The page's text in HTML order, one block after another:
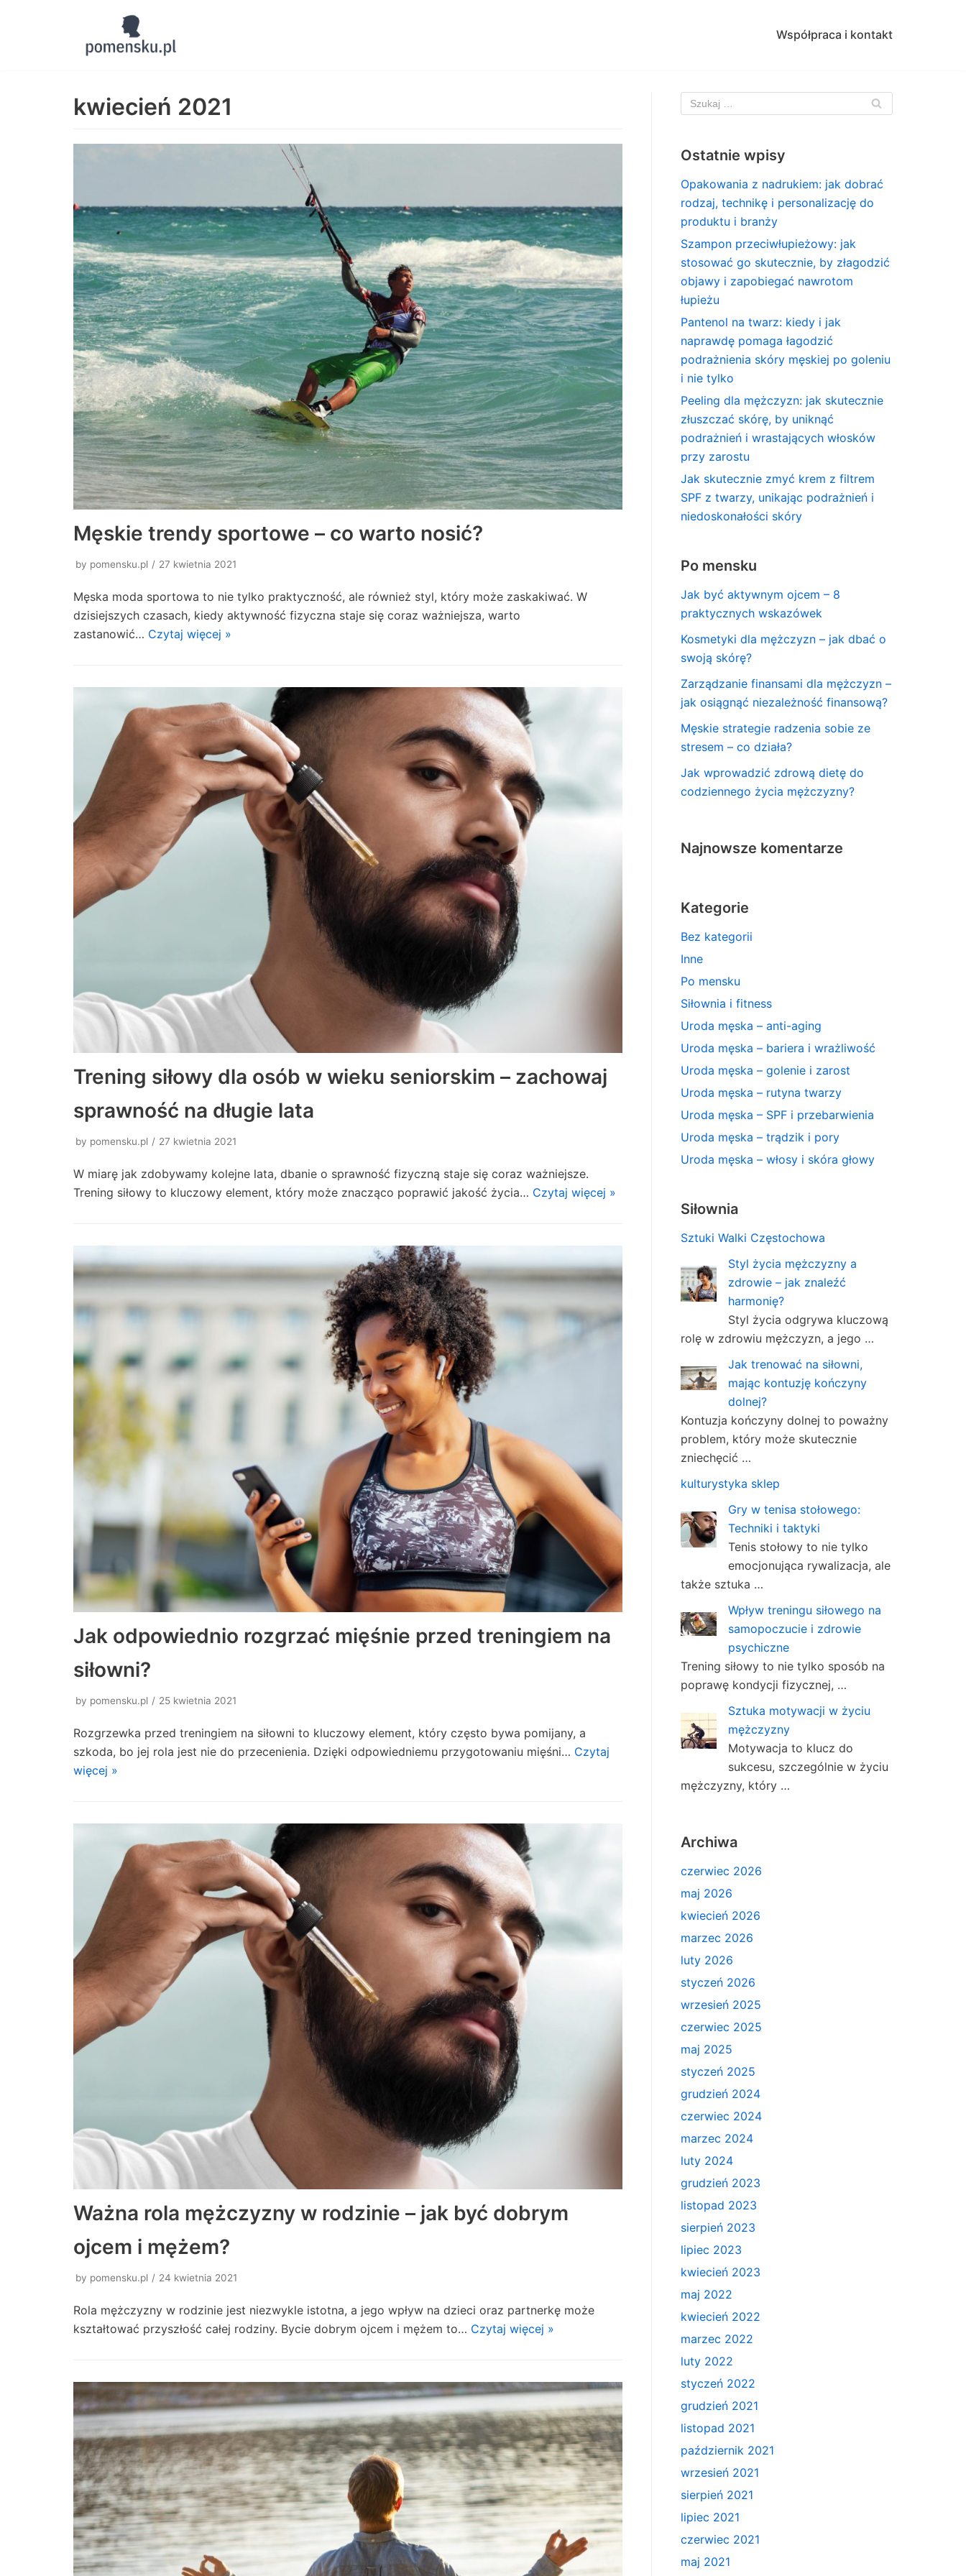
Współpraca i kontakt
kwiecień 2021
Męskie trendy sportowe – co warto nosić?
by pomensku.pl 27 kwietnia 2021
Męska moda sportowa to nie tylko praktyczność, ale również styl, który może zaskakiwać. W
dzisiejszych czasach, kiedy aktywność fizyczna staje się coraz ważniejsza, warto
zastanowić… Czytaj więcej »
Trening siłowy dla osób w wieku seniorskim – zachowaj
sprawność na długie lata
by pomensku.pl 27 kwietnia 2021
W miarę jak zdobywamy kolejne lata, dbanie o sprawność fizyczną staje się coraz ważniejsze.
Trening siłowy to kluczowy element, który może znacząco poprawić jakość życia… Czytaj więcej »
Jak odpowiednio rozgrzać mięśnie przed treningiem na
siłowni?
by pomensku.pl 25 kwietnia 2021
Rozgrzewka przed treningiem na siłowni to kluczowy element, który często bywa pomijany, a
szkoda, bo jej rola jest nie do przecenienia. Dzięki odpowiedniemu przygotowaniu mięśni… Czytaj
więcej »
Ważna rola mężczyzny w rodzinie – jak być dobrym
ojcem i mężem?
by pomensku.pl 24 kwietnia 2021
Rola mężczyzny w rodzinie jest niezwykle istotna, a jego wpływ na dzieci oraz partnerkę może
kształtować przyszłość całej rodziny. Bycie dobrym ojcem i mężem to… Czytaj więcej »
Ostatnie wpisy
Opakowania z nadrukiem: jak dobrać
rodzaj, technikę i personalizację do
produktu i branży
Szampon przeciwłupieżowy: jak
stosować go skutecznie, by złagodzić
objawy i zapobiegać nawrotom
łupieżu
Pantenol na twarz: kiedy i jak
naprawdę pomaga łagodzić
podrażnienia skóry męskiej po goleniu
i nie tylko
Peeling dla mężczyzn: jak skutecznie
złuszczać skórę, by uniknąć
podrażnień i wrastających włosków
przy zarostu
Jak skutecznie zmyć krem z filtrem
SPF z twarzy, unikając podrażnień i
niedoskonałości skóry
Po mensku
Jak być aktywnym ojcem – 8
praktycznych wskazówek
Kosmetyki dla mężczyzn – jak dbać o
swoją skórę?
Zarządzanie finansami dla mężczyzn –
jak osiągnąć niezależność finansową?
Męskie strategie radzenia sobie ze
stresem – co działa?
Jak wprowadzić zdrową dietę do
codziennego życia mężczyzny?
Najnowsze komentarze
Kategorie
Bez kategorii
Inne
Po mensku
Siłownia i fitness
Uroda męska – anti-aging
Uroda męska – bariera i wrażliwość
Uroda męska – golenie i zarost
Uroda męska – rutyna twarzy
Uroda męska – SPF i przebarwienia
Uroda męska – trądzik i pory
Uroda męska – włosy i skóra głowy
Siłownia
Sztuki Walki Częstochowa
Styl życia mężczyzny a
zdrowie – jak znaleźć
harmonię?
Styl życia odgrywa kluczową
rolę w zdrowiu mężczyzn, a jego …
Jak trenować na siłowni,
mając kontuzję kończyny
dolnej?
Kontuzja kończyny dolnej to poważny
problem, który może skutecznie
zniechęcić …
kulturystyka sklep
Gry w tenisa stołowego:
Techniki i taktyki
Tenis stołowy to nie tylko
emocjonująca rywalizacja, ale
także sztuka …
Wpływ treningu siłowego na
samopoczucie i zdrowie
psychiczne
Trening siłowy to nie tylko sposób na
poprawę kondycji fizycznej, …
Sztuka motywacji w życiu
mężczyzny
Motywacja to klucz do
sukcesu, szczególnie w życiu
mężczyzny, który …
Archiwa
czerwiec 2026
maj 2026
kwiecień 2026
marzec 2026
luty 2026
styczeń 2026
wrzesień 2025
czerwiec 2025
maj 2025
styczeń 2025
grudzień 2024
czerwiec 2024
marzec 2024
luty 2024
grudzień 2023
listopad 2023
sierpień 2023
lipiec 2023
kwiecień 2023
maj 2022
kwiecień 2022
marzec 2022
luty 2022
styczeń 2022
grudzień 2021
listopad 2021
październik 2021
wrzesień 2021
sierpień 2021
lipiec 2021
czerwiec 2021
maj 2021